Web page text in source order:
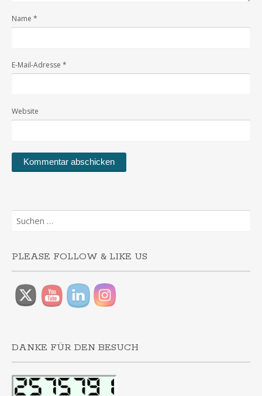
Name *
E-Mail-Adresse *
Website
Suchen
nach:
PLEASE FOLLOW & LIKE US
DANKE FÜR DEN BESUCH